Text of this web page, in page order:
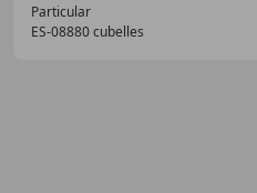
Particular
ES-08880 cubelles